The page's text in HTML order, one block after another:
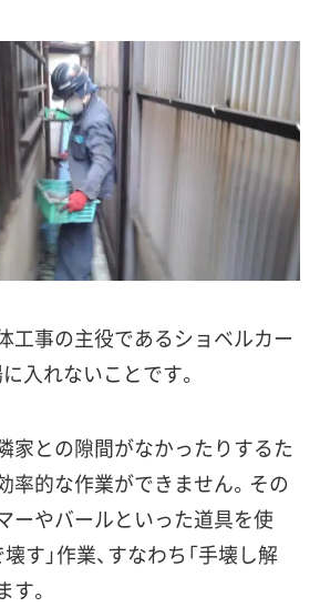
工事の主役であるショベルカー
入れないことです。
家との隙間がなかったりするた
率的な作業ができません。その
ーやバールといった道具を使
す」作業、すなわち「手壊し解
す。